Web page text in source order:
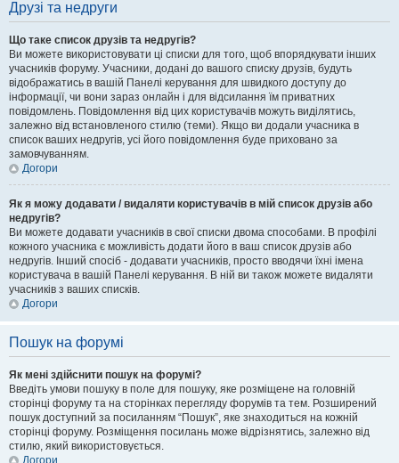
Друзі та недруги
Що таке список друзів та недругів?
Ви можете використовувати ці списки для того, щоб впорядкувати інших
учасників форуму. Учасники, додані до вашого списку друзів, будуть
відображатись в вашій Панелі керування для швидкого доступу до
інформації, чи вони зараз онлайн і для відсилання їм приватних
повідомлень. Повідомлення від цих користувачів можуть виділятись,
залежно від встановленого стилю (теми). Якщо ви додали учасника в
список ваших недругів, усі його повідомлення буде приховано за
замовчуванням.
Догори
Як я можу додавати / видаляти користувачів в мій список друзів або
недругів?
Ви можете додавати учасників в свої списки двома способами. В профілі
кожного учасника є можливість додати його в ваш список друзів або
недругів. Інший спосіб - додавати учасників, просто вводячи їхні імена
користувача в вашій Панелі керування. В ній ви також можете видаляти
учасників з ваших списків.
Догори
Пошук на форумі
Як мені здійснити пошук на форумі?
Введіть умови пошуку в поле для пошуку, яке розміщене на головній
сторінці форуму та на сторінках перегляду форумів та тем. Розширений
пошук доступний за посиланням “Пошук”, яке знаходиться на кожній
сторінці форуму. Розміщення посилань може відрізнятись, залежно від
стилю, який використовується.
Догори